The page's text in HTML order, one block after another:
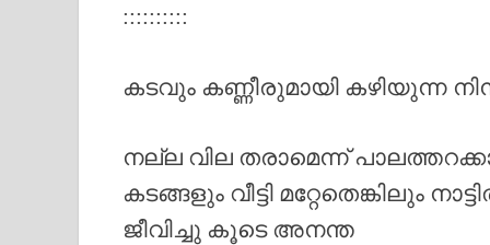
::::::::::
കടവും കണ്ണീരുമായി കഴിയുന്ന
നല്ല വില തരാമെന്ന്
കടങ്ങളും വീട്ടി മറ്റേതെങ്കിലും
ജീവിച്ചു കൂടെ അനന്ത